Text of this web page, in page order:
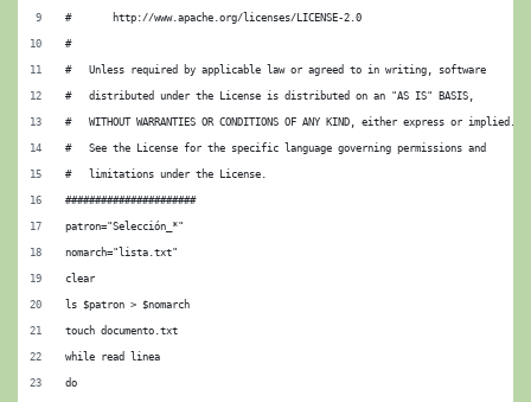
#       http://www.apache.org/licenses/LICENSE-2.0
#
#   Unless required by applicable law or agreed to in writing, software
#   distributed under the License is distributed on an "AS IS" BASIS,
#   WITHOUT WARRANTIES OR CONDITIONS OF ANY KIND, either express or implied.
#   See the License for the specific language governing permissions and
#   limitations under the License.
######################
patron="Selección_*"
nomarch="lista.txt"
clear
ls $patron > $nomarch
touch documento.txt
while read linea
do